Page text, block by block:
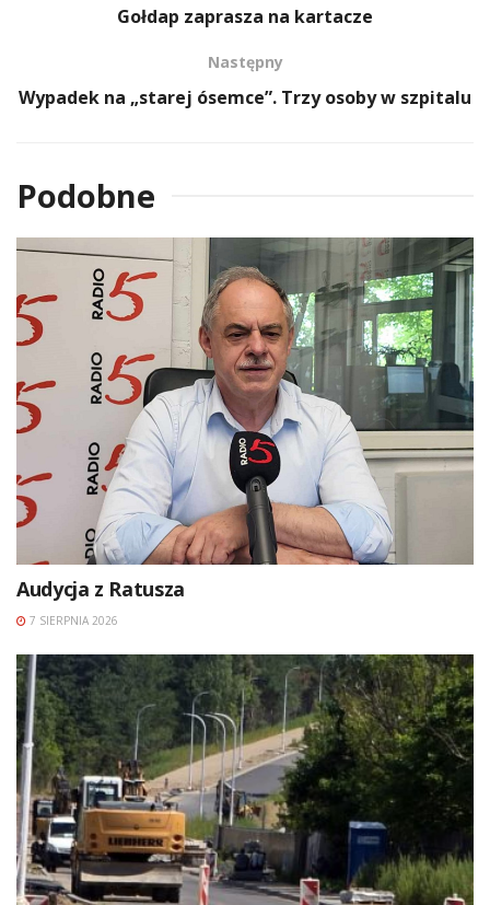
Gołdap zaprasza na kartacze
Następny
Wypadek na „starej ósemce”. Trzy osoby w szpitalu
Podobne
Audycja z Ratusza
7 SIERPNIA 2026